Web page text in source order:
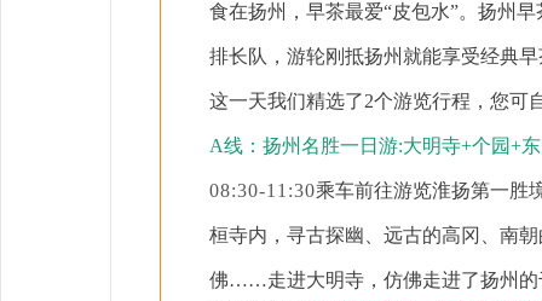
食在扬州，早茶最爱“皮包水”。扬州
排长队，游轮刚抵扬州就能享受经典
这一天我们精选了2个游览行程，您可
A线：扬州名胜一日游:大明寺+个园+
08:30-11:30乘车前往游览淮扬第一胜
桓寺内，寻古探幽、远古的高冈、南
佛……走进大明寺，仿佛走进了扬州的